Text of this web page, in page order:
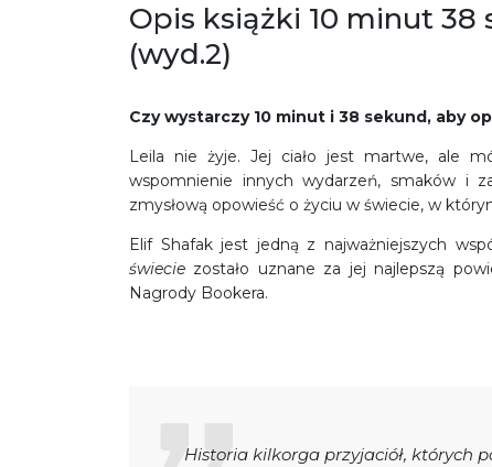
Opis książki 10 minut
(wyd.2)
Czy wystarczy 10 minut i 38 sekund, aby
Leila nie żyje. Jej ciało jest martwe, ale
wspomnienie innych wydarzeń, smaków i
zmysłową opowieść o życiu w świecie, w
Elif Shafak jest jedną z najważniejszych
świecie zostało uznane za jej najlepszą
Nagrody Bookera.
Historia kilkorga przyjaciół, których